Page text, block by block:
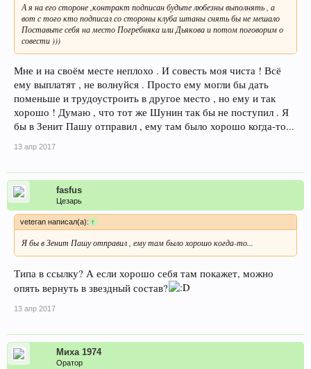
А я на его стороне ,контракт подписан будьте любезны выполнять , а
вот с того кто подписал со стороны клуба штаны снять бы не мешало
Поставьте себя на место Погребняка или Дьякова и потом поговорим о
совести )))
Мне и на своём месте неплохо . И совесть моя чиста ! Всё
ему выплатят , не волнуйся . Просто ему могли бы дать
поменьше и трудоустроить в другое место , но ему и так
хорошо ! Думаю , что тот же Шунин так бы не поступил . Я
бы в Зенит Пашу отправил , ему там было хорошо когда-то...
13 апр 2017
fasfus
Цезарь
veteran написал(а): ↑
Я бы в Зенит Пашу отправил , ему там было хорошо когда-то...
Типа в ссылку? А если хорошо себя там покажет, можно
опять вернуть в звездный состав?
13 апр 2017
Миха 1974
Оратор